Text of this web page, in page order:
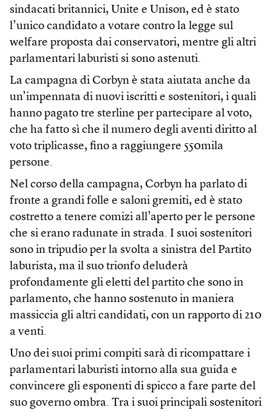
sindacati britannici, Unite e Unison, ed è stato
l’unico candidato a votare contro la legge sul
welfare proposta dai conservatori, mentre gli altri
parlamentari laburisti si sono astenuti.
La campagna di Corbyn è stata aiutata anche da
un’impennata di nuovi iscritti e sostenitori, i quali
hanno pagato tre sterline per partecipare al voto,
che ha fatto sì che il numero degli aventi diritto al
voto triplicasse, fino a raggiungere 550mila
persone.
Nel corso della campagna, Corbyn ha parlato di
fronte a grandi folle e saloni gremiti, ed è stato
costretto a tenere comizi all’aperto per le persone
che si erano radunate in strada. I suoi sostenitori
sono in tripudio per la svolta a sinistra del Partito
laburista, ma il suo trionfo deluderà
profondamente gli eletti del partito che sono in
parlamento, che hanno sostenuto in maniera
massiccia gli altri candidati, con un rapporto di 210
a venti.
Uno dei suoi primi compiti sarà di ricompattare i
parlamentari laburisti intorno alla sua guida e
convincere gli esponenti di spicco a fare parte del
suo governo ombra. Tra i suoi principali sostenitori